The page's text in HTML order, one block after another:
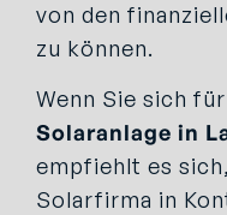
von den
zu können.
Wenn Sie sich
Solaranlage in
empfiehlt es
Solarfirma in